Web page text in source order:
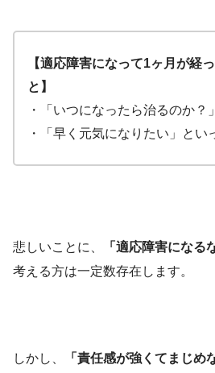
【適応障害になって1ヶ月が経
と】
・「いつになったら治るのか？
・「早く元気になりたい」とい
悲しいことに、 「適応障害になる
考える方は一定数存在します。
しかし、 「責任感が強くてまじめ